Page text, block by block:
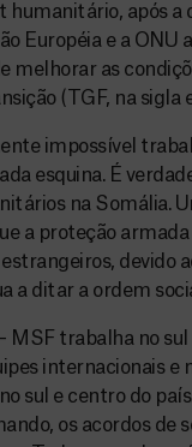
após a
Européia e a ONU
melhorar as
(TGF, na sigla
impossível
esquina. É
na Somália.
a proteção
devido
a ditar a ordem
MSF trabalha no
internacionais
sul e centro do
os acordos de